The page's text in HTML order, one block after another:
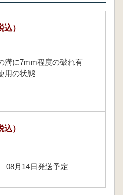
込）
溝に7mm程度の破れ有
用の状態
込）
08月14日発送予定